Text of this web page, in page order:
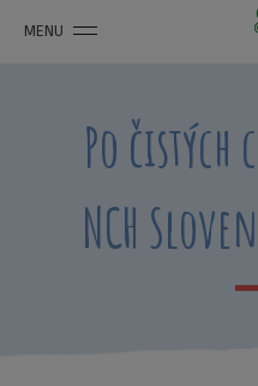
MENU
Po čistých
NCH